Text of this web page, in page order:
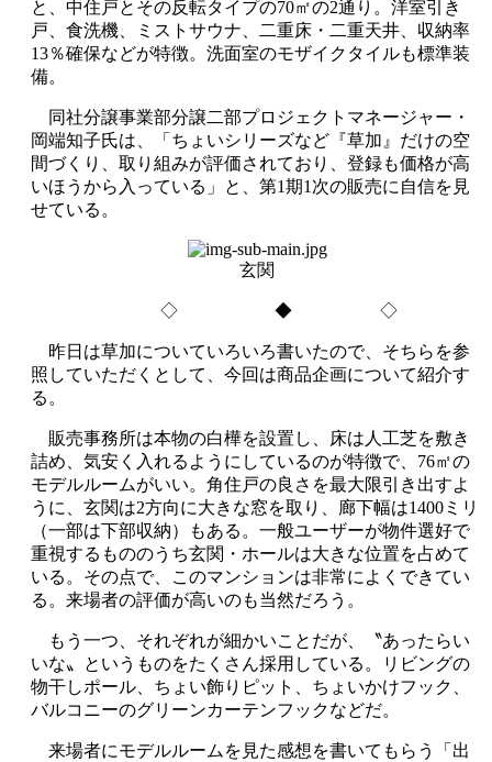
と、中住戸とその反転タイプの70㎡の2通り。洋室引き
戸、食洗機、ミストサウナ、二重床・二重天井、収納率
13％確保などが特徴。洗面室のモザイクタイルも標準装
備。
同社分譲事業部分譲二部プロジェクトマネージャー・
岡端知子氏は、「ちょいシリーズなど『草加』だけの空
間づくり、取り組みが評価されており、登録も価格が高
いほうから入っている」と、第1期1次の販売に自信を見
せている。
玄関
◇ ◆ ◇
昨日は草加についていろいろ書いたので、そちらを参
照していただくとして、今回は商品企画について紹介す
る。
販売事務所は本物の白樺を設置し、床は人工芝を敷き
詰め、気安く入れるようにしているのが特徴で、76㎡の
モデルルームがいい。角住戸の良さを最大限引き出すよ
うに、玄関は2方向に大きな窓を取り、廊下幅は1400ミリ
（一部は下部収納）もある。一般ユーザーが物件選好で
重視するもののうち玄関・ホールは大きな位置を占めて
いる。その点で、このマンションは非常によくできてい
る。来場者の評価が高いのも当然だろう。
もう一つ、それぞれが細かいことだが、〝あったらい
いな〟というものをたくさん採用している。リビングの
物干しポール、ちょい飾りピット、ちょいかけフック、
バルコニーのグリーンカーテンフックなどだ。
来場者にモデルルームを見た感想を書いてもらう「出